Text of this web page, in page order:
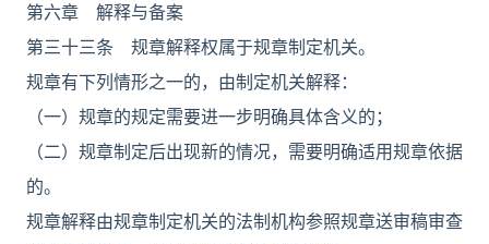
第六章 解释与备案
第三十三条 规章解释权属于规章制定机关。
规章有下列情形之一的，由制定机关解释：
（一）规章的规定需要进一步明确具体含义的；
（二）规章制定后出现新的情况，需要明确适用规章依据
的。
规章解释由规章制定机关的法制机构参照规章送审稿审查